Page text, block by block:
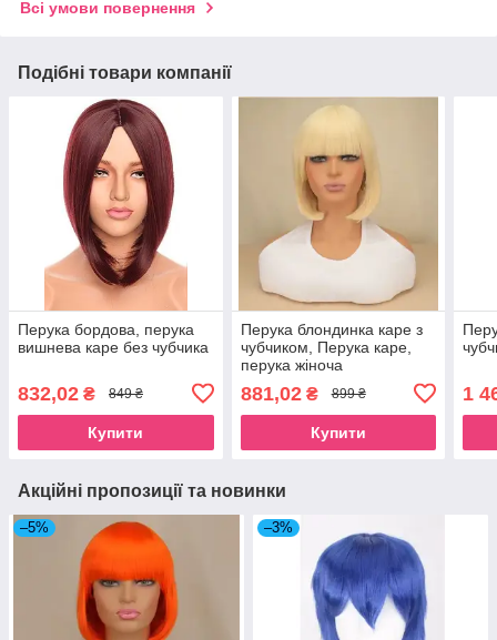
Всі умови повернення
Подібні товари компанії
Перука бордова, перука
вишнева каре без чубчика
832,02 ₴ 849 ₴
Купити
Перука блондинка каре з
чубчиком, Перука каре,
перука жіноча
881,02₴ 899 ₴
Купити
1
Акційні пропозиції та новинки
–5% –3%